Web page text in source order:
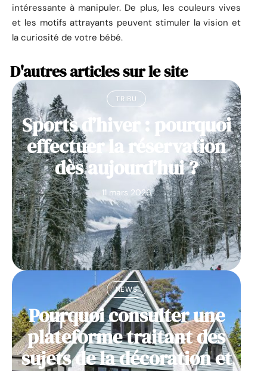
intéressante à manipuler. De plus, les couleurs vives
et les motifs attrayants peuvent stimuler la vision et
la curiosité de votre bébé.
D'autres articles sur le site
TRIBU
Sports d’hiver : pourquoi
effectuer la réservation
dès aujourd’hui ?
11 mars 2026
NEWS
Pourquoi consulter une
plateforme traitant des
sujets de la décoration et